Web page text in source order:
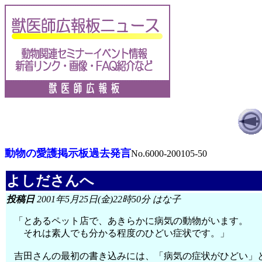
動物の愛護掲示板過去発言No.6000-200105-50
よしださんへ
投稿日2001年5月25日(金)22時50分 はな子
「とあるペット店で、あきらかに病気の動物がいます。
それは素人でも分かる程度のひどい症状です。」
吉田さんの最初の書き込みには、「病気の症状がひどい」